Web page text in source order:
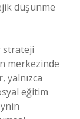
düşünme
strateji
merkezinde
eğitim